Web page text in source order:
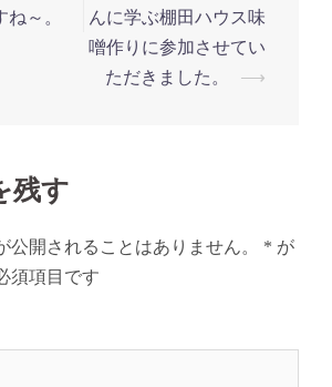
～。
んに学ぶ棚田ハウス味
噌作りに参加させてい
ただきました。
⟶
残す
公開されることはありません。 * が
須項目です